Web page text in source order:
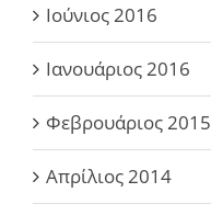
Ιούνιος 2016
Ιανουάριος 2016
Φεβρουάριος 2015
Απρίλιος 2014